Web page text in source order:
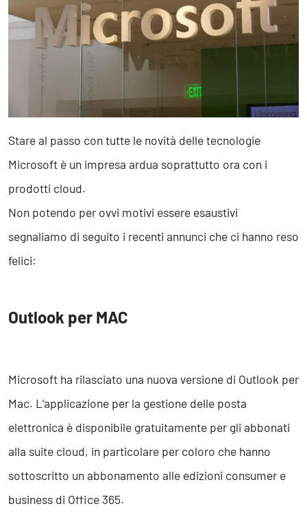
Finanza Strategica
231 Gestione Rischi
Collaborative Design
Social Impacts
Digital
Modern Infrastructure
Produttività & Lavoro in Team
Business Intelligence, Analitiche e Intelligenza Artificiale
Sviluppo App
Operation
Smart Working
Project Management
Finanza & Gestione Economica
Sistemi di Gestione
Stare al passo con tutte le novità delle tecnologie
Microsoft è un impresa ardua soprattutto ora con i
prodotti cloud.
Non potendo per ovvi motivi essere esaustivi
segnaliamo di seguito i recenti annunci che ci hanno reso
felici:
Outlook per MAC
Microsoft ha rilasciato una nuova versione di Outlook per
Mac. L’applicazione per la gestione delle posta
elettronica è disponibile gratuitamente per gli abbonati
alla suite cloud, in particolare per coloro che hanno
sottoscritto un abbonamento alle edizioni consumer e
business di Office 365.